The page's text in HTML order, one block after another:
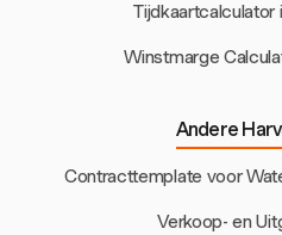
Tijdkaartcalculator
Winstmarge
Andere
Contracttemplate voor
Verkoop- en